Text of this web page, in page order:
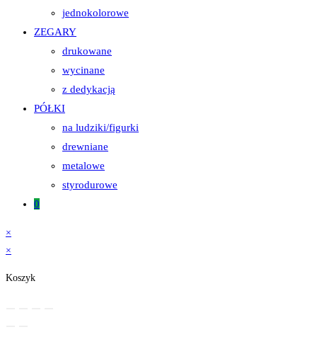
jednokolorowe
ZEGARY
drukowane
wycinane
z dedykacją
PÓŁKI
na ludziki/figurki
drewniane
metalowe
styrodurowe
0
×
×
Koszyk